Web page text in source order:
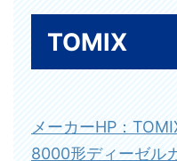
TOMIX
メーカーHP：
8000形ディーゼル